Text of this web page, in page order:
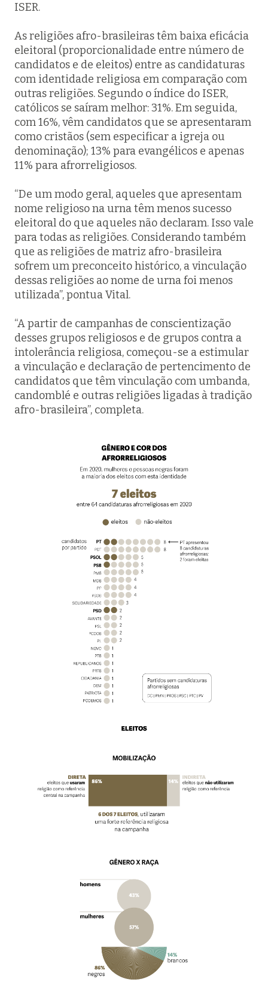
ISER.
As religiões afro-brasileiras têm baixa eficácia
eleitoral (proporcionalidade entre número de
candidatos e de eleitos) entre as candidaturas
com identidade religiosa em comparação com
outras religiões. Segundo o índice do ISER,
católicos se saíram melhor: 31%. Em seguida,
com 16%, vêm candidatos que se apresentaram
como cristãos (sem especificar a igreja ou
denominação); 13% para evangélicos e apenas
11% para afrorreligiosos.
“De um modo geral, aqueles que apresentam
nome religioso na urna têm menos sucesso
eleitoral do que aqueles não declaram. Isso vale
para todas as religiões. Considerando também
que as religiões de matriz afro-brasileira
sofrem um preconceito histórico, a vinculação
dessas religiões ao nome de urna foi menos
utilizada”, pontua Vital.
“A partir de campanhas de conscientização
desses grupos religiosos e de grupos contra a
intolerância religiosa, começou-se a estimular
a vinculação e declaração de pertencimento de
candidatos que têm vinculação com umbanda,
candomblé e outras religiões ligadas à tradição
afro-brasileira”, completa.